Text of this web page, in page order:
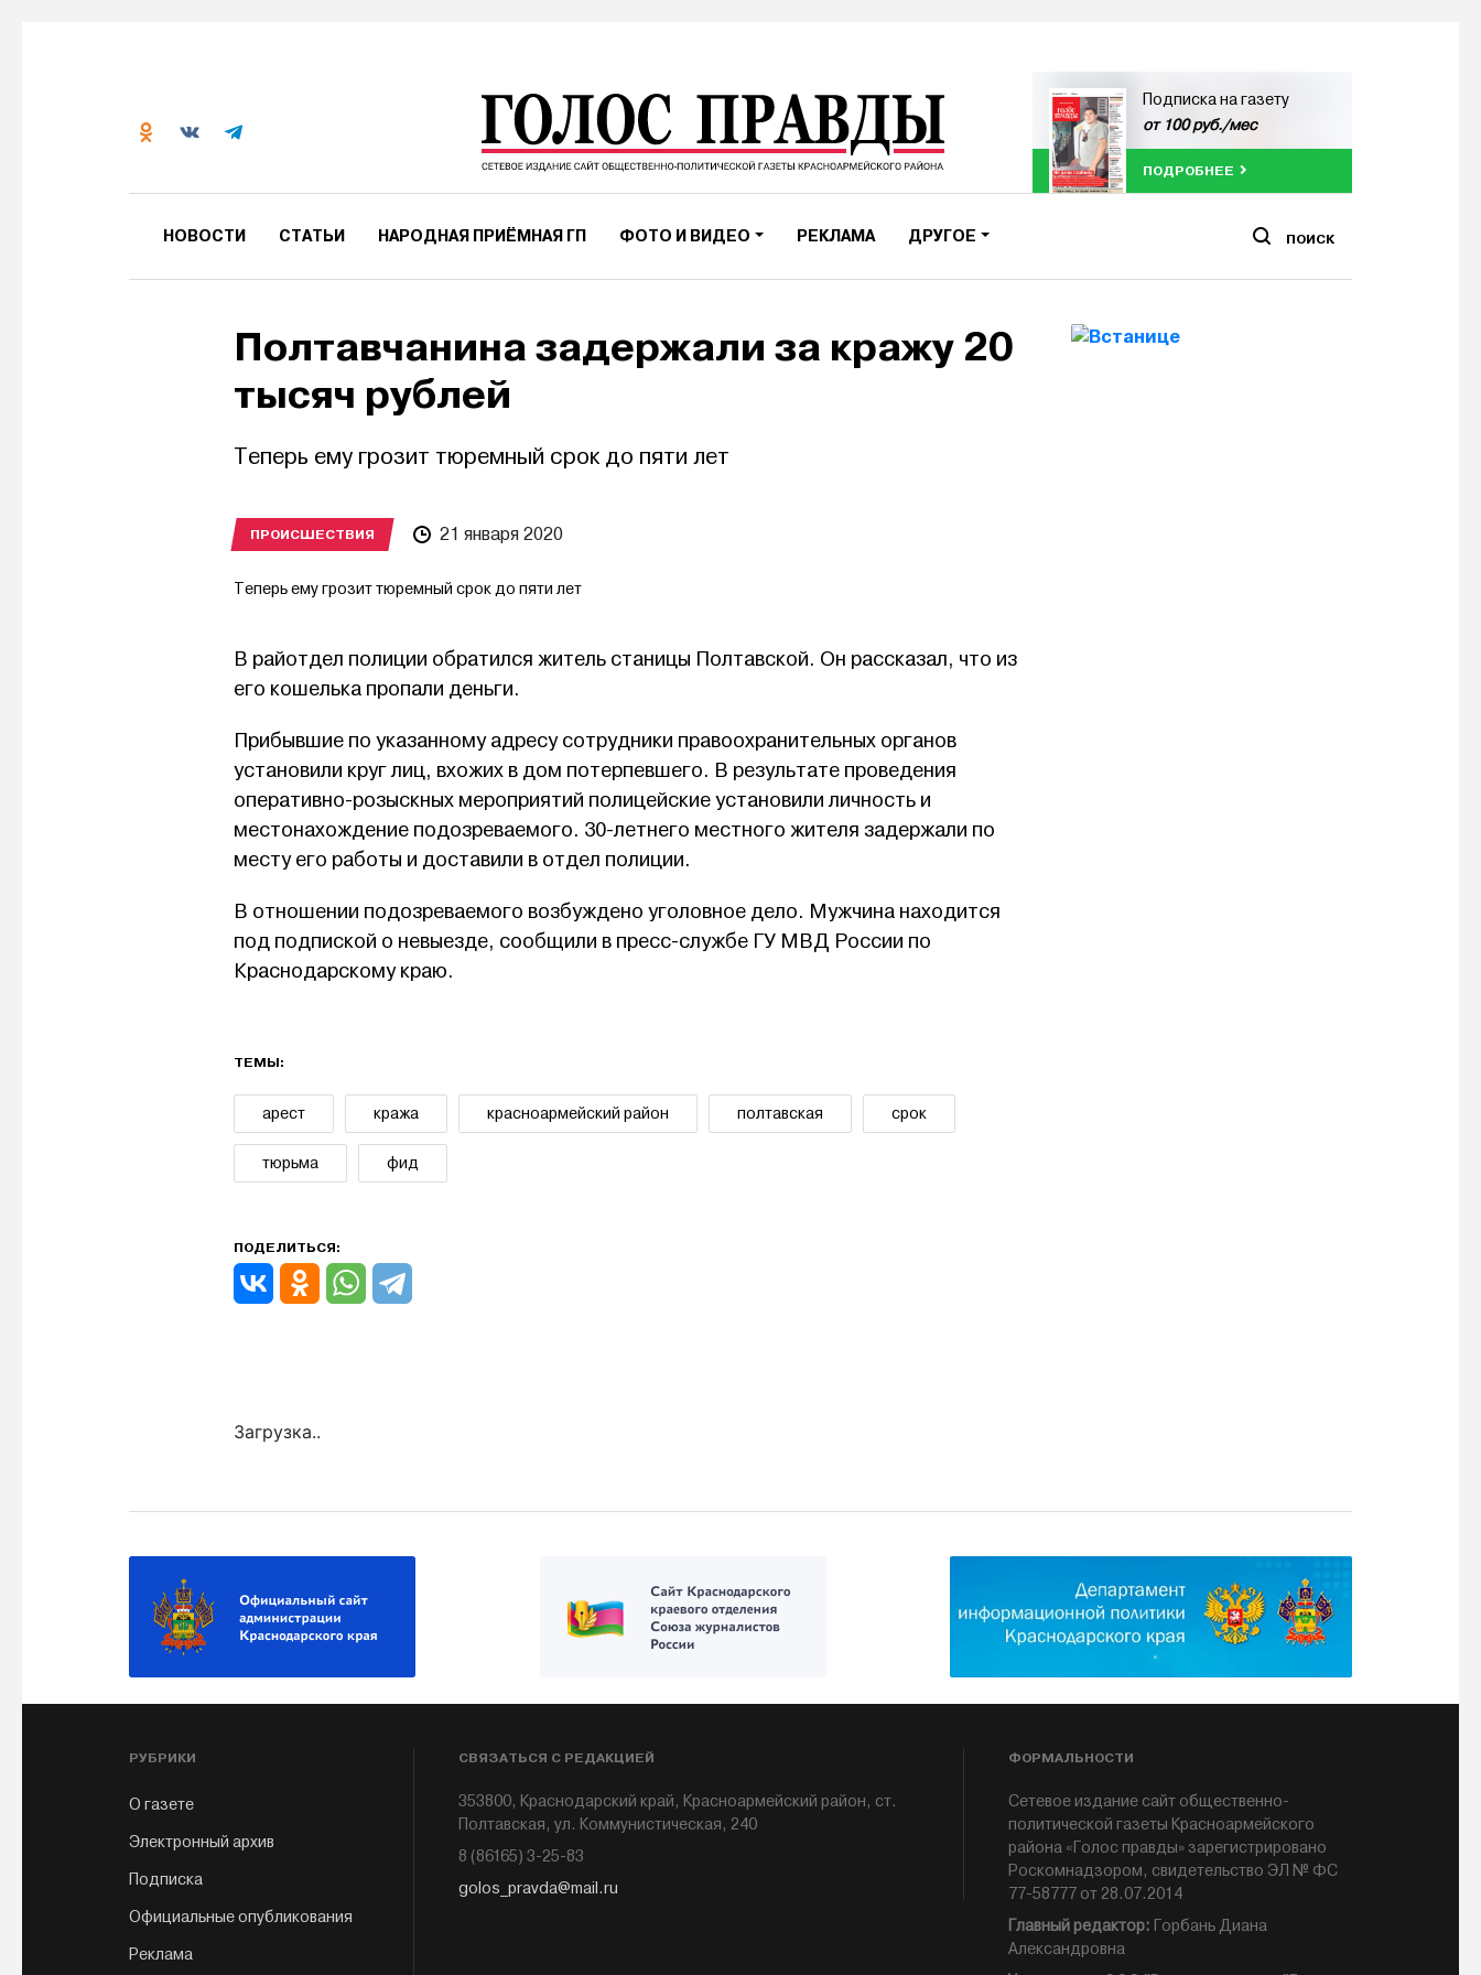
Подписка на газету
от 100 руб./мес
ПОДРОБНЕЕ
НОВОСТИ СТАТЬИ НАРОДНАЯ ПРИЁМНАЯ ГП ФОТО И ВИДЕО РЕКЛАМА ДРУГОЕ ПОИСК
Полтавчанина задержали за кражу 20
тысяч рублей
Теперь ему грозит тюремный срок до пяти лет
ПРОИСШЕСТВИЯ 21 января 2020
Теперь ему грозит тюремный срок до пяти лет
В райотдел полиции обратился житель станицы Полтавской. Он рассказал, что из
его кошелька пропали деньги.
Прибывшие по указанному адресу сотрудники правоохранительных органов
установили круг лиц, вхожих в дом потерпевшего. В результате проведения
оперативно-розыскных мероприятий полицейские установили личность и
местонахождение подозреваемого. 30-летнего местного жителя задержали по
месту его работы и доставили в отдел полиции.
В отношении подозреваемого возбуждено уголовное дело. Мужчина находится
под подпиской о невыезде, сообщили в пресс-службе ГУ МВД России по
Краснодарскому краю.
ТЕМЫ:
арест кража красноармейский район полтавская срок
тюрьма фид
ПОДЕЛИТЬСЯ:
Загрузка..
РУБРИКИ
О газете
Электронный архив
Подписка
Официальные опубликования
Реклама
СВЯЗАТЬСЯ С РЕДАКЦИЕЙ
353800, Краснодарский край, Красноармейский район, ст.
Полтавская, ул. Коммунистическая, 240
8 (86165) 3-25-83
golos_pravda@mail.ru
ФОРМАЛЬНОСТИ
Сетевое издание сайт общественно-
политической газеты Красноармейского
района «Голос правды» зарегистрировано
Роскомнадзором, свидетельство ЭЛ № ФС
77-58777 от 28.07.2014
Главный редактор: Горбань Диана
Александровна